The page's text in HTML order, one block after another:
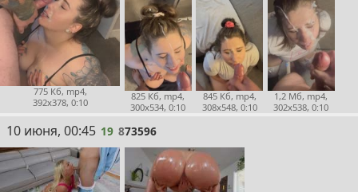
775 Кб, mp4,
392x378, 0:10
825 Кб, mp4,
300x534, 0:10
845 Кб, mp4,
308x548, 0:10
1,2 Мб, mp4,
302x538, 0:10
19
10 июня, 00:45 19 873596